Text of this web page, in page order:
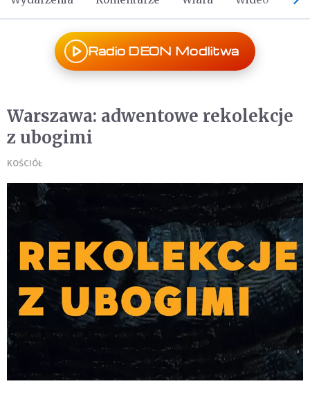
Radio DEON Modlitwa
Warszawa: adwentowe rekolekcje
z ubogimi
KOŚCIÓŁ